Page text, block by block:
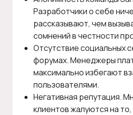
Разработчики о себе
рассказывают, чем
сомнений в честности
Отсутствие социальных
форумах. Менеджеры
максимально избегают
пользователями.
Негативная репутация.
клиентов жалуются на